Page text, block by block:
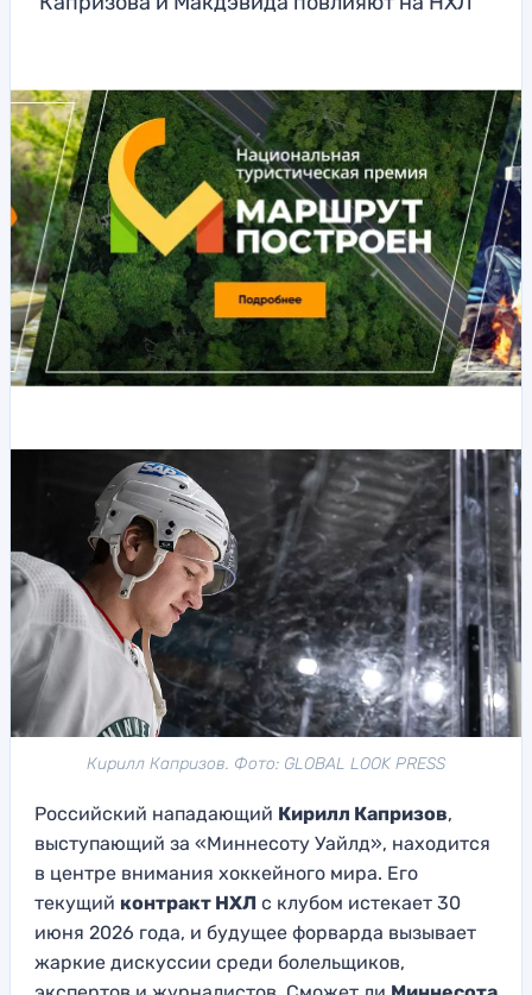
Кирилл Капризов. Фото: GLOBAL LOOK PRESS
Российский нападающий Кирилл Капризов,
выступающий за «Миннесоту Уайлд», находится
в центре внимания хоккейного мира. Его
текущий контракт НХЛ с клубом истекает 30
июня 2026 года, и будущее форварда вызывает
жаркие дискуссии среди болельщиков,